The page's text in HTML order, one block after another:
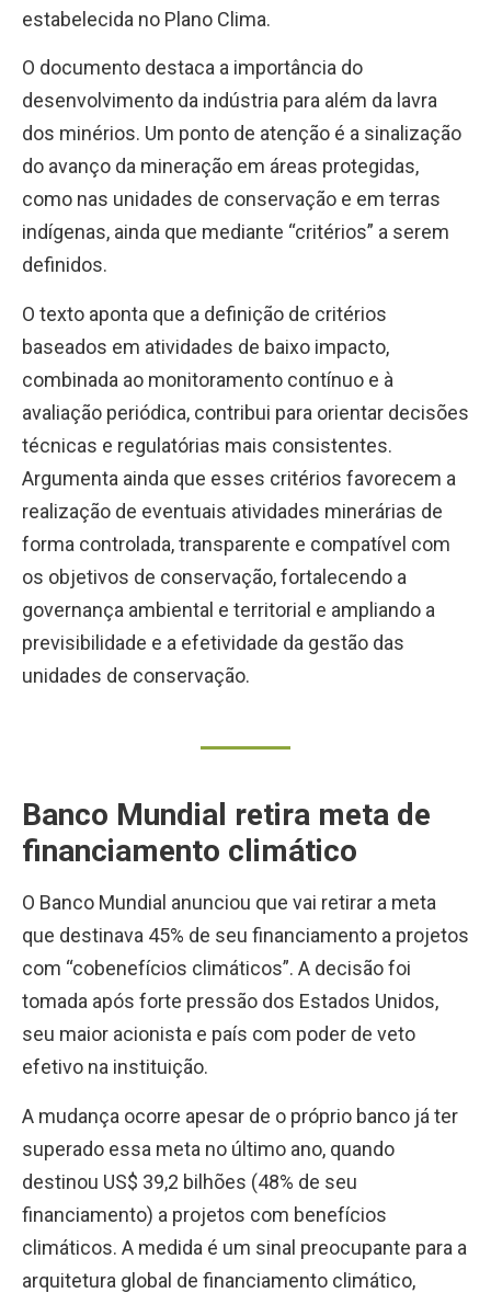
estabelecida no Plano Clima.
O documento destaca a importância do
desenvolvimento da indústria para além da lavra
dos minérios. Um ponto de atenção é a sinalização
do avanço da mineração em áreas protegidas,
como nas unidades de conservação e em terras
indígenas, ainda que mediante “critérios” a serem
definidos.
O texto aponta que a definição de critérios
baseados em atividades de baixo impacto,
combinada ao monitoramento contínuo e à
avaliação periódica, contribui para orientar decisões
técnicas e regulatórias mais consistentes.
Argumenta ainda que esses critérios favorecem a
realização de eventuais atividades minerárias de
forma controlada, transparente e compatível com
os objetivos de conservação, fortalecendo a
governança ambiental e territorial e ampliando a
previsibilidade e a efetividade da gestão das
unidades de conservação.
Banco Mundial retira meta de
financiamento climático
O Banco Mundial anunciou que vai retirar a meta
que destinava 45% de seu financiamento a projetos
com “cobenefícios climáticos”. A decisão foi
tomada após forte pressão dos Estados Unidos,
seu maior acionista e país com poder de veto
efetivo na instituição.
A mudança ocorre apesar de o próprio banco já ter
superado essa meta no último ano, quando
destinou US$ 39,2 bilhões (48% de seu
financiamento) a projetos com benefícios
climáticos. A medida é um sinal preocupante para a
arquitetura global de financiamento climático,